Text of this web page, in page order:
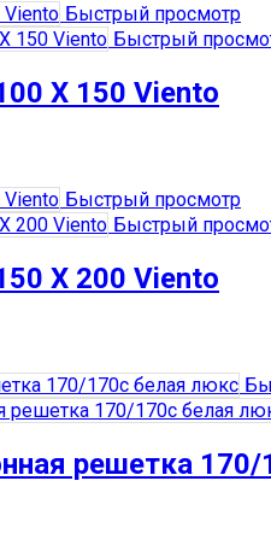
Быстрый просмотр
Быстрый
Х 150 Viento
Быстрый просмотр
Быстрый
Х 200 Viento
решетка